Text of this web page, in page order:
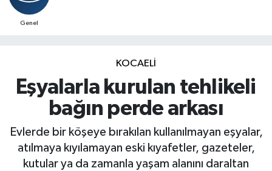
Genel
KOCAELİ
Eşyalarla kurulan tehlikeli
bağın perde arkası
Evlerde bir köşeye bırakılan kullanılmayan eşyalar,
atılmaya kıyılamayan eski kıyafetler, gazeteler,
kutular ya da zamanla yaşam alanını daraltan